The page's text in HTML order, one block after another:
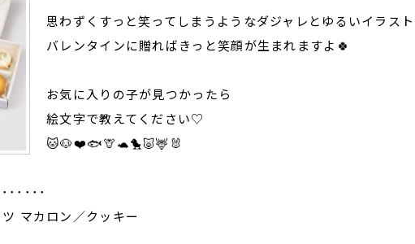
思わずくすっと笑ってしまうようなダジャレとゆるいイラスト
バレンタインに贈ればきっと笑顔が生まれますよ🍀
お気に入りの子が見つかったら
絵文字で教えてください♡
🐱🐶❤️🐟🦒🐢🐤🐷🦌🐰
･････
マカロン／クッキー